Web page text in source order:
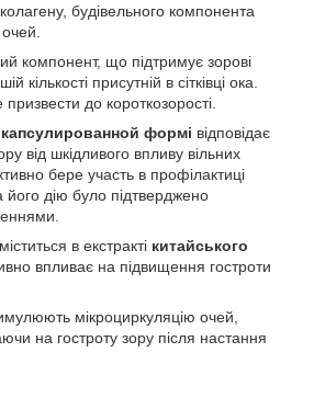
будівельного компонента
компонент, що підтримує зорові
кількості присутній в сітківці ока.
до короткозорості.
формі відповідає
від шкідливого впливу вільних
бере участь в профілактиці
його дію було підтверджено
в екстракті китайського
впливає на підвищення гостроти
мікроциркуляцію очей,
на гостроту зору після настання